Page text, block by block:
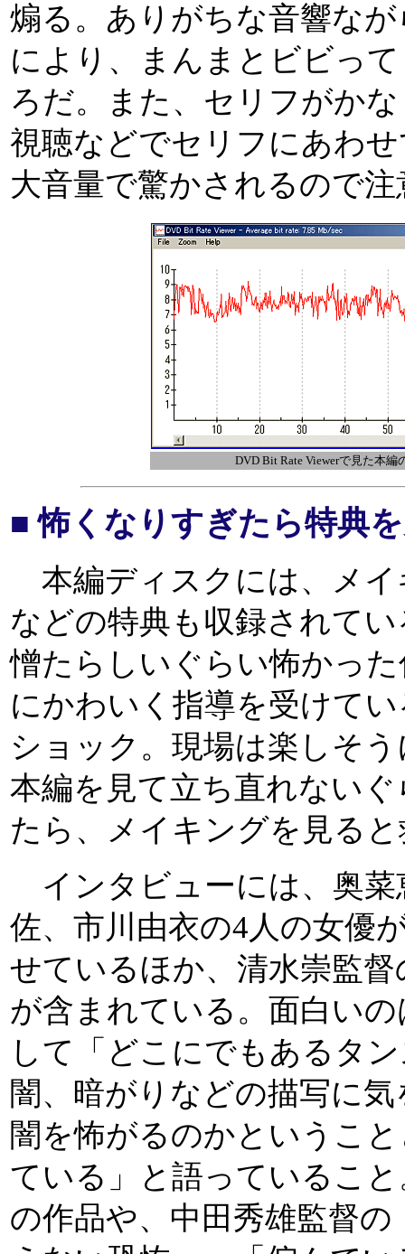
煽る。ありがちな音響な
により、まんまとビビっ
ろだ。また、セリフがか
視聴などでセリフにあわ
大音量で驚かされるので
DVD Bit Rate Viewerで見た本編
■ 怖くなりすぎたら特典
本編ディスクには、メ
などの特典も収録されて
憎たらしいぐらい怖かっ
にかわいく指導を受けて
ショック。現場は楽しそ
本編を見て立ち直れない
たら、メイキングを見る
インタビューには、奥菜
佐、市川由衣の4人の女優
せているほか、清水崇監
が含まれている。面白い
して「どこにでもあるタ
闇、暗がりなどの描写に
闇を怖がるのかというこ
ている」と語っているこ
の作品や、中田秀雄監督